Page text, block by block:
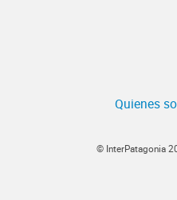
Quienes
© InterPatagonia